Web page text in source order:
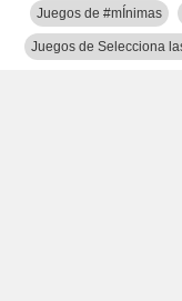
Juegos de #mÍnimas
Juegos de Selecciona